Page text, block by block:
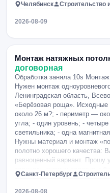
Челябинск Строительство
2026-08-09
Монтаж натяжных
договорная
Обработка заняла 10s
Нужен монтаж
Ленинградская область,
«Берёзовая роща».
около 26 м?; - периметр —
угла; - один уровень; -
светильника; - одна
Нужны материал и монтаж
полотно хорошего качества:
равноценный вариант. Прошу
толщину, ширину полотна и
стеновой профиль с
под накладные
Санкт-Петербург
2026-08-08